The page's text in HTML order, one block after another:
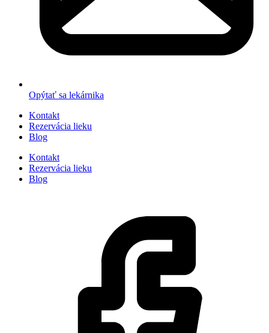
Opýtať sa lekárnika
Kontakt
Rezervácia lieku
Blog
Kontakt
Rezervácia lieku
Blog